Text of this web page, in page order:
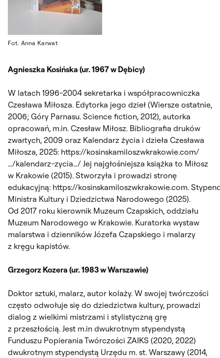
Fot. Anna Karwat
Agnieszka Kosińska (ur. 1967 w Dębicy)
W latach 1996-2004 sekretarka i współpracowniczka
Czesława Miłosza. Edytorka jego dzieł (Wiersze ostatnie,
2006; Góry Parnasu. Science fiction, 2012), autorka
opracowań, m.in. Czesław Miłosz. Bibliografia druków
zwartych, 2009 oraz Kalendarz życia i dzieła Czesława
Miłosza, 2025: https://kosinskamiloszwkrakowie.com/
…/kalendarz-zycia…/ Jej najgłośniejsza książka to Miłosz
w Krakowie (2015). Stworzyła i prowadzi stronę
edukacyjną: https://kosinskamiloszwkrakowie.com.
Ministra Kultury i Dziedzictwa Narodowego (2025).
Od 2017 roku kierownik Muzeum Czapskich, oddziału
Muzeum Narodowego w Krakowie. Kuratorka wystaw
malarstwa i dzienników Józefa Czapskiego i malarzy
z kręgu kapistów.
Grzegorz Kozera (ur. 1983 w Warszawie)
Doktor sztuki, malarz, autor kolaży. W swojej twórczości
często odwołuje się do dziedzictwa kultury, prowadzi
dialog z wielkimi mistrzami i stylistyczną grę
z przeszłością. Jest m.in dwukrotnym stypendystą
Funduszu Popierania Twórczości ZAIKS (2020, 2022)
dwukrotnym stypendystą Urzędu m. st. Warszawy (2014,